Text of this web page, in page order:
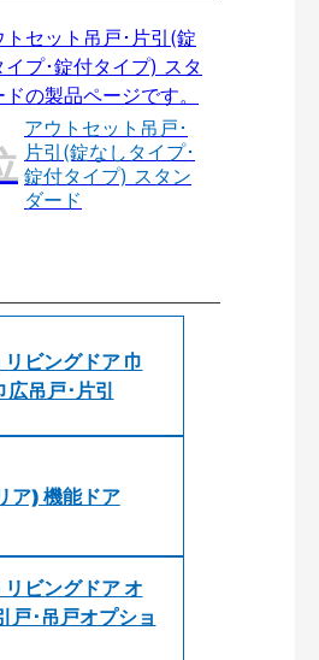
アウトセット吊戸･
片引(錠なしタイプ･
錠付タイプ) スタン
ダード
ビングドア 巾
吊戸･片引
ア) 機能ドア
ビングドア オ
戸･吊戸オプショ